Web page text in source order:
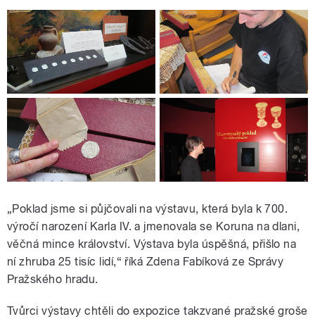
„Poklad jsme si půjčovali na výstavu, která byla k 700.
výročí narození Karla IV. a jmenovala se Koruna na dlani,
věčná mince království. Výstava byla úspěšná, přišlo na
ní zhruba 25 tisíc lidí,“ říká Zdena Fabíková ze Správy
Pražského hradu.
Tvůrci výstavy chtěli do expozice takzvané pražské groše